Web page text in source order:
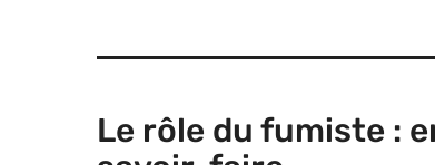
Le rôle du fumiste :